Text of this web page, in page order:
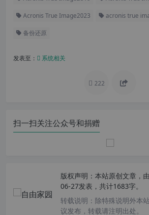
Acronis True Image2023 acronis true
备份还原
发表至： 系统相关
222
扫一扫关注公众号和捐赠
版权声明： 本站原创文章，由
06-27发表，共计1683字。
转载说明： 除特殊说明外本
议发布，转载请注明出处。